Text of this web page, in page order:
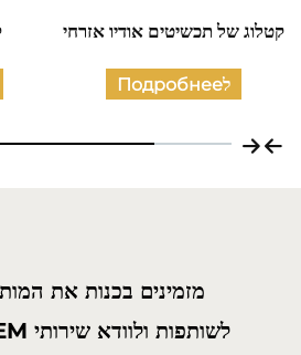
קטלוג של תכשיטים אודיו אזרחי
לПодробнее
מזמינים בכנות את